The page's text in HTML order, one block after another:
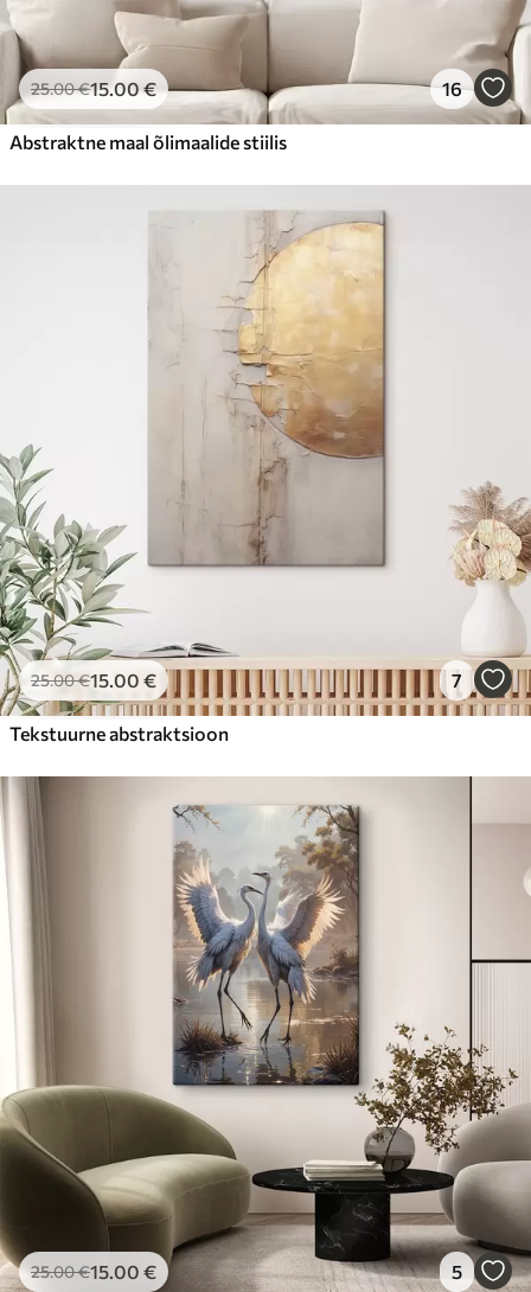
25.00€15.00€ 16
Abstraktne maal õlimaalide stiilis
25.00€15.00 € 7
Tekstuurne abstraktsioon
25.00€15.00 € 5